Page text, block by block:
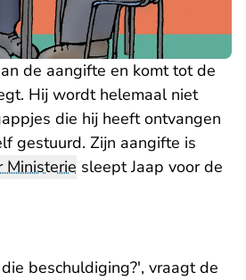
de aangifte en komt tot de
Hij wordt helemaal niet
die hij heeft ontvangen
gestuurd. Zijn aangifte is
Ministerie sleept Jaap voor de
beschuldiging?', vraagt de